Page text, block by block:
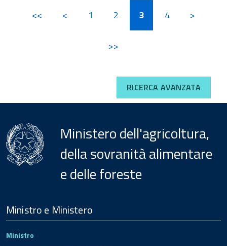
<< < 1 2 3 4 >
>>
RICERCA AVANZATA
Ministero dell'agricoltura,
della sovranità alimentare
e delle foreste
Footer
Ministro e Ministero
Ministro